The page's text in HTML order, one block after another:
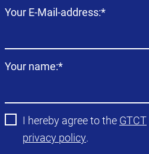
Campo
Your E-Mail-address:*
Campo
Your name:*
I hereby agree to the GTCT
privacy policy.